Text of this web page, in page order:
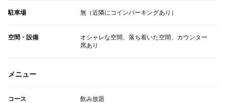
駐車場 無（近隣にコインパーキングあり）
空間・設備
オシャレな空間、落ち着いた空間、カウンター
席あり
メニュー
コース 飲み放題